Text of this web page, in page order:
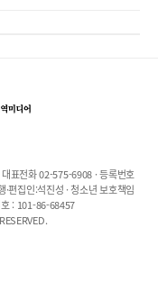
일링 셀프세차장 안
이 가능하고 샤워세차
부 세차가 가능한 스프
할 배수로가 마련되어
세차, 하부세차, 맑은물
코스로 제공되는 폼건
수 있다는 장점이 있
다. 칼슘, 마그네슘, 황
은 바로 경수 즉 지하
지하수에 함유된 성분
에 적합하지만 지하수
물이 차에 워터스폿(물
로 하부세차 말끔히 해
평촌점은 총8개의 워싱
표전화 02-575-6908 · 등록번호
편집인:석진성 · 청소년 보호책임
호 : 101-86-68457